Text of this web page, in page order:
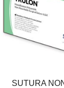
SUTURA